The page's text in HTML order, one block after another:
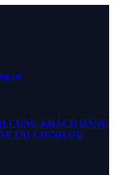
cư
CÙNG KHÁCH HÀNG
TÀI CHÍNH ƯU